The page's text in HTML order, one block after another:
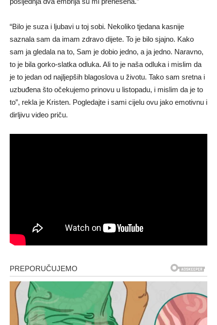
“Bilo je suza i ljubavi u toj sobi. Nekoliko tjedana kasnije
saznala sam da imam zdravo dijete. To je bilo sjajno. Kako
sam ja gledala na to, Sam je dobio jedno, a ja jedno. Naravno,
to je bila gorko-slatka odluka. Ali to je naša odluka i mislim da
je to jedan od najljepših blagoslova u životu. Tako sam sretna i
uzbuđena što očekujemo prinovu u listopadu, i mislim da je to
to”, rekla je Kristen. Pogledajte i sami cijelu ovu jako emotivnu i
dirljivu video priču.